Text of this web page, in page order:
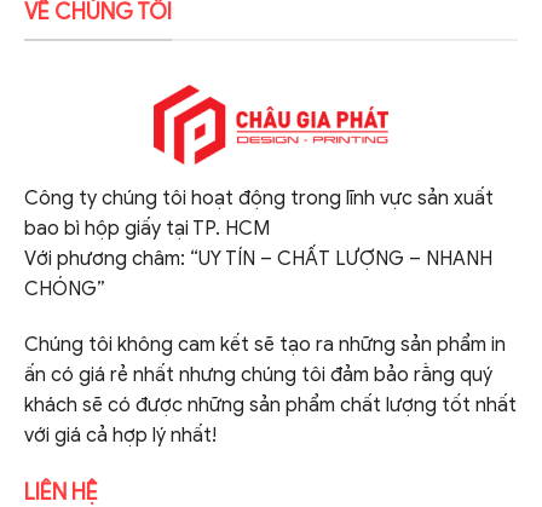
VỀ CHÚNG TÔI
Công ty chúng tôi hoạt động trong lĩnh vực sản xuất
bao bì hộp giấy tại TP. HCM
Với phương châm: “UY TÍN – CHẤT LƯỢNG – NHANH
CHÓNG”
Chúng tôi không cam kết sẽ tạo ra những sản phẩm in
ấn có giá rẻ nhất nhưng chúng tôi đảm bảo rằng quý
khách sẽ có được những sản phẩm chất lượng tốt nhất
với giá cả hợp lý nhất!
LIÊN HỆ